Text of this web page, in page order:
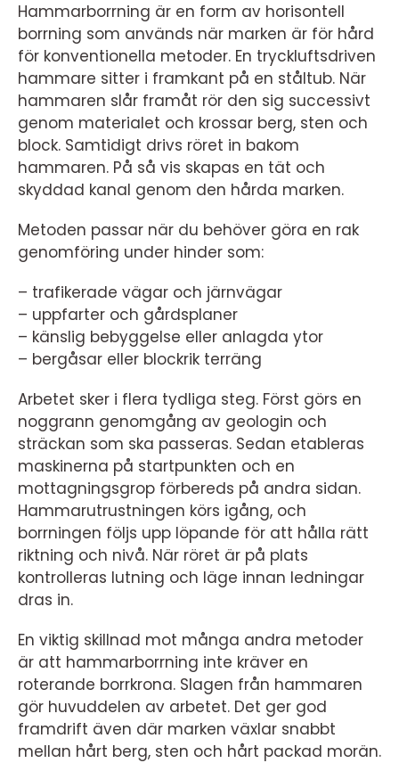
Hammarborrning är en form av horisontell
borrning som används när marken är för hård
för konventionella metoder. En tryckluftsdriven
hammare sitter i framkant på en ståltub. När
hammaren slår framåt rör den sig successivt
genom materialet och krossar berg, sten och
block. Samtidigt drivs röret in bakom
hammaren. På så vis skapas en tät och
skyddad kanal genom den hårda marken.
Metoden passar när du behöver göra en rak
genomföring under hinder som:
– trafikerade vägar och järnvägar
– uppfarter och gårdsplaner
– känslig bebyggelse eller anlagda ytor
– bergåsar eller blockrik terräng
Arbetet sker i flera tydliga steg. Först görs en
noggrann genomgång av geologin och
sträckan som ska passeras. Sedan etableras
maskinerna på startpunkten och en
mottagningsgrop förbereds på andra sidan.
Hammarutrustningen körs igång, och
borrningen följs upp löpande för att hålla rätt
riktning och nivå. När röret är på plats
kontrolleras lutning och läge innan ledningar
dras in.
En viktig skillnad mot många andra metoder
är att hammarborrning inte kräver en
roterande borrkrona. Slagen från hammaren
gör huvuddelen av arbetet. Det ger god
framdrift även där marken växlar snabbt
mellan hårt berg, sten och hårt packad morän.